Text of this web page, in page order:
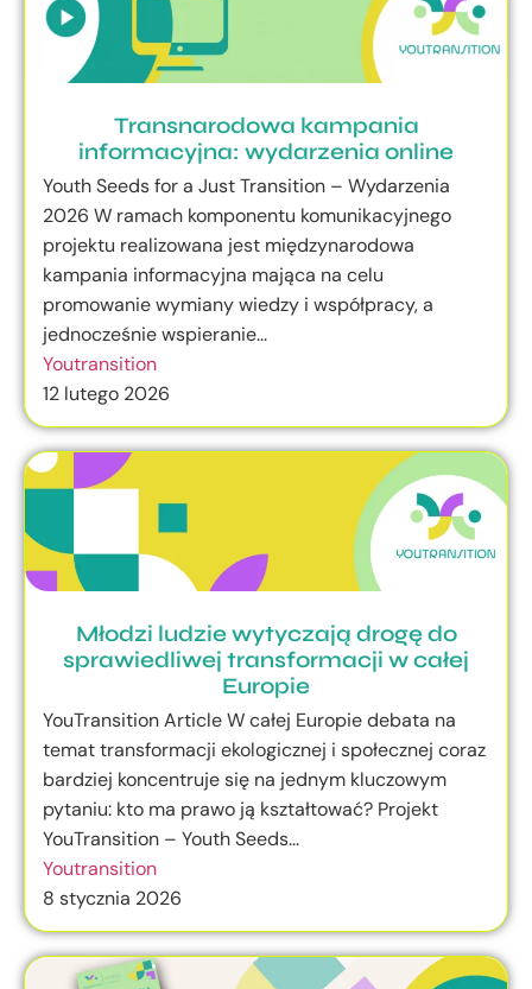
Transnarodowa kampania
informacyjna: wydarzenia online
Youth Seeds for a Just Transition – Wydarzenia
2026 W ramach komponentu komunikacyjnego
projektu realizowana jest międzynarodowa
kampania informacyjna mająca na celu
promowanie wymiany wiedzy i współpracy, a
jednocześnie wspieranie...
Youtransition
12 lutego 2026
Młodzi ludzie wytyczają drogę do
sprawiedliwej transformacji w całej
Europie
YouTransition Article W całej Europie debata na
temat transformacji ekologicznej i społecznej coraz
bardziej koncentruje się na jednym kluczowym
pytaniu: kto ma prawo ją kształtować? Projekt
YouTransition – Youth Seeds...
Youtransition
8 stycznia 2026